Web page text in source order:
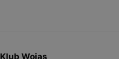
Klub Wojas